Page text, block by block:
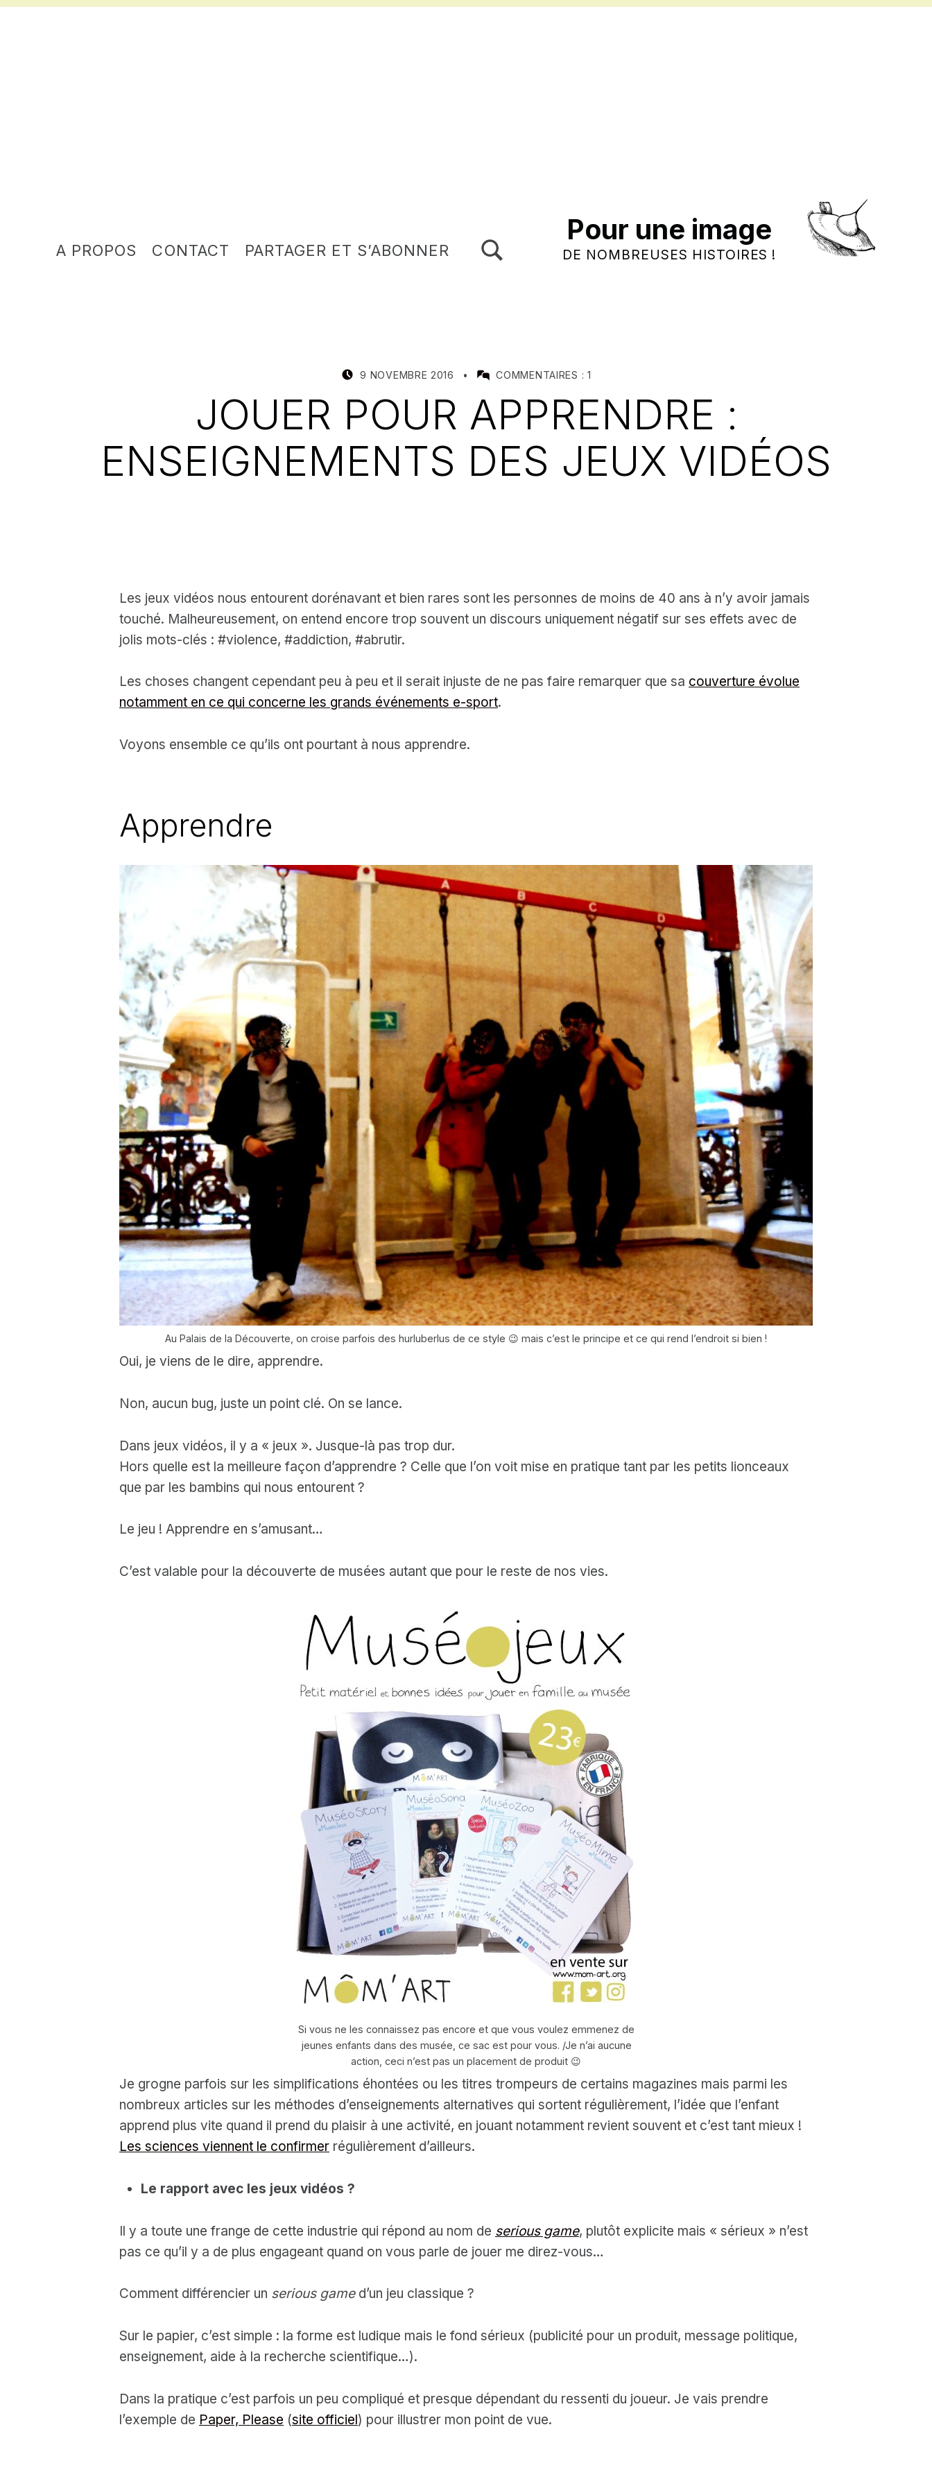
Pour une image
DE NOMBREUSES HISTOIRES !
A PROPOS CONTACT PARTAGER ET S’ABONNER
JOUER POUR APPRENDRE :
ENSEIGNEMENTS DES JEUX VIDÉOS
9 NOVEMBRE 2016 WRITTEN BY:
MEALIN
COMMENTAIRES : 1
Les jeux vidéos nous entourent dorénavant et bien rares sont les personnes de moins de 40 ans à n’y avoir jamais
touché. Malheureusement, on entend encore trop souvent un discours uniquement négatif sur ses effets avec de
jolis mots-clés : #violence, #addiction, #abrutir.
Les choses changent cependant peu à peu et il serait injuste de ne pas faire remarquer que sa couverture évolue
notamment en ce qui concerne les grands événements e-sport.
Voyons ensemble ce qu’ils ont pourtant à nous apprendre.
Apprendre
Au Palais de la Découverte, on croise parfois des hurluberlus de ce style 😉 mais c’est le principe et ce qui rend l’endroit si bien !
Oui, je viens de le dire, apprendre.
Non, aucun bug, juste un point clé. On se lance.
Dans jeux vidéos, il y a « jeux ». Jusque-là pas trop dur.
Hors quelle est la meilleure façon d’apprendre ? Celle que l’on voit mise en pratique tant par les petits lionceaux
que par les bambins qui nous entourent ?
Le jeu ! Apprendre en s’amusant…
C’est valable pour la découverte de musées autant que pour le reste de nos vies.
Si vous ne les connaissez pas encore et que vous voulez emmenez de
jeunes enfants dans des musée, ce sac est pour vous. /Je n’ai aucune
action, ceci n’est pas un placement de produit 😉
Je grogne parfois sur les simplifications éhontées ou les titres trompeurs de certains magazines mais parmi les
nombreux articles sur les méthodes d’enseignements alternatives qui sortent régulièrement, l’idée que l’enfant
apprend plus vite quand il prend du plaisir à une activité, en jouant notamment revient souvent et c’est tant mieux !
Les sciences viennent le confirmer régulièrement d’ailleurs.
Le rapport avec les jeux vidéos ?
Il y a toute une frange de cette industrie qui répond au nom de serious game, plutôt explicite mais « sérieux » n’est
pas ce qu’il y a de plus engageant quand on vous parle de jouer me direz-vous…
Comment différencier un serious gamed’un jeu classique ?
Sur le papier, c’est simple : la forme est ludique mais le fond sérieux (publicité pour un produit, message politique,
enseignement, aide à la recherche scientifique…).
Dans la pratique c’est parfois un peu compliqué et presque dépendant du ressenti du joueur. Je vais prendre
l’exemple de Paper, Please (site officiel) pour illustrer mon point de vue.